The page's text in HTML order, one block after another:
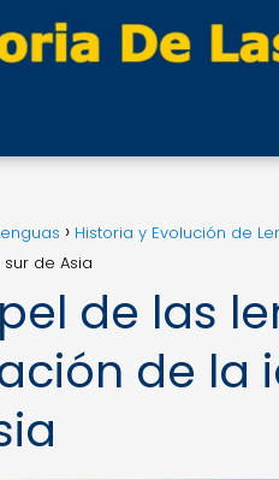
Historia y Evolución de
de Asia
de las
de la